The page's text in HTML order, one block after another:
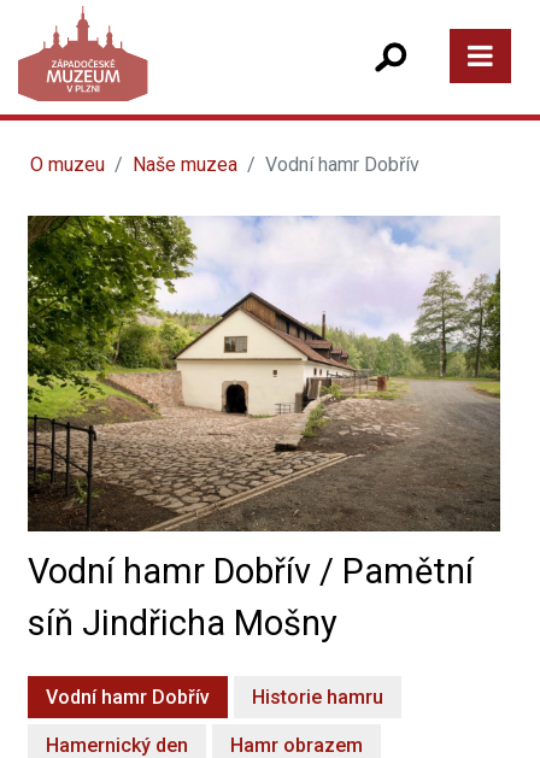
O muzeu Naše muzea Vodní hamr Dobřív
Vodní hamr Dobřív / Pamětní
síň Jindřicha Mošny
Vodní hamr Dobřív Historie hamru
Hamernický den Hamr obrazem